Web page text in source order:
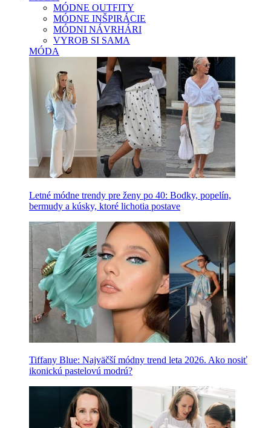
MÓDNE OUTFITY
MÓDNE INŠPIRÁCIE
MÓDNI NÁVRHÁRI
VYROB SI SAMA
MÓDA
Letné módne trendy pre ženy po 40: Bodky, popelín,
bermudy a kúsky, ktoré lichotia postave
Tiffany Blue: Najväčší módny trend leta 2026. Ako nosiť
ikonickú pastelovú modrú?